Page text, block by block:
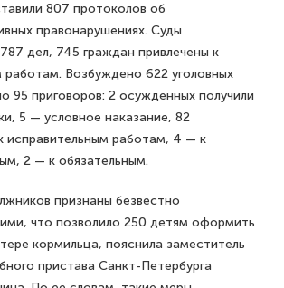
807 протоколов об
правонарушениях. Суды
дел, 745 граждан привлечены к
работам. Возбуждено 622 уголовных
95 приговоров: 2 осужденных получили
5 — условное наказание, 82
исправительным работам, 4 — к
2 — к обязательным.
признаны безвестно
что позволило 250 детям оформить
кормильца, пояснила заместитель
пристава Санкт-Петербурга